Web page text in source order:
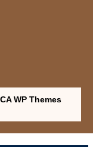
CA WP Themes